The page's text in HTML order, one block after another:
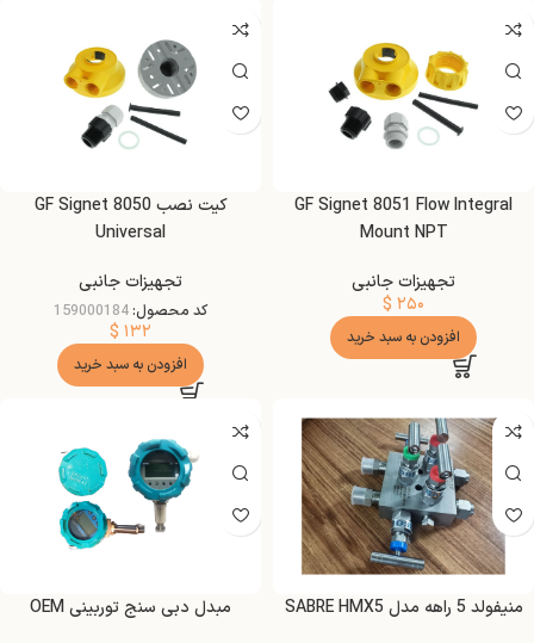
GF Signet 8051 Flow Integral
Mount NPT
تجهیزات جانبی
$ ۲۵۰
افزودن به سبد خرید
کیت نصب GF Signet 8050
Universal
تجهیزات جانبی
کد محصول:159000184
$ ۱۳۲
افزودن به سبد خرید
منیفولد 5 راهه مدل SABRE HMX5
مبدل دبی سنج توربینی OEM